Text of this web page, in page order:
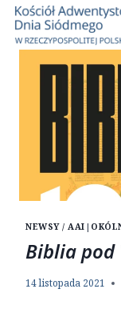
Przejdź
treści
NEWSY / AAI |
Biblia pod
14 listopada 2021